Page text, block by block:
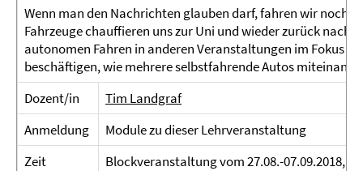
Wenn man den Nachrichten glauben darf, fahren wir noch
Fahrzeuge chauffieren uns zur Uni und wieder zurück nach
autonomen Fahren in anderen Veranstaltungen im Fokus
beschäftigen, wie mehrere selbstfahrende Autos
Dozent/in
Tim Landgraf
Anmeldung
Module zu dieser Lehrveranstaltung
Zeit
Blockveranstaltung vom 27.08.-07.09.2018,